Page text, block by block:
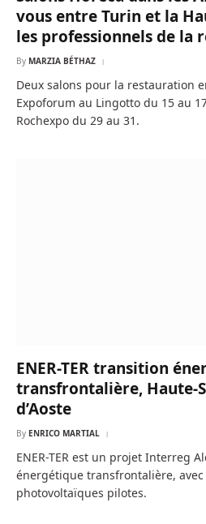
vous entre Turin et la
les professionnels de la
By MARZIA BÉTHAZ
Deux salons pour la restauration
Expoforum au Lingotto du 15 au
Rochexpo du 29 au 31.
ENER-TER transition
transfrontalière, Haute-
d’Aoste
By ENRICO MARTIAL
ENER-TER est un projet Interreg
énergétique transfrontalière,
photovoltaïques pilotes.